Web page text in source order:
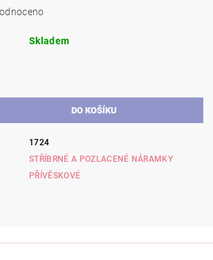
Skladem
1724
STŘÍBRNÉ A POZLACENÉ NÁRAMKY
PŘÍVĚSKOVÉ